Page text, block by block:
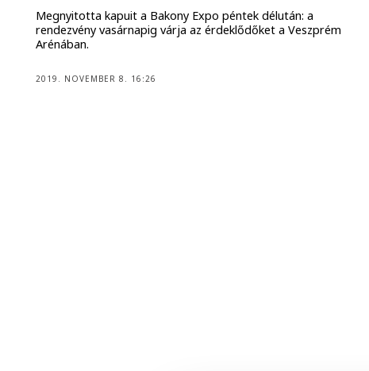
Megnyitotta kapuit a Bakony Expo péntek délután: a
rendezvény vasárnapig várja az érdeklődőket a Veszprém
Arénában.
2019. NOVEMBER 8. 16:26